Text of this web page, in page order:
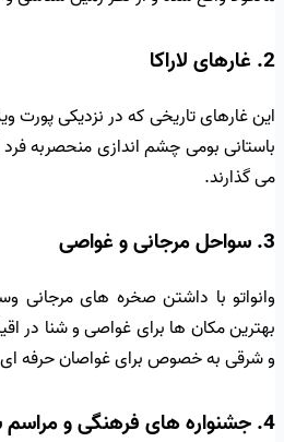
2. غارهای لاراکا
این غارهای تاریخی که در نزدیکی پورت
باستانی بومی چشم اندازی منحصربه فرد
می گذارند.
3. سواحل مرجانی و غواصی
وانواتو با داشتن صخره های
بهترین مکان ها برای غواصی و شنا در
و شرقی به خصوص برای غواصان حرفه
4. جشنواره های فرهنگی و مراسم سنتی